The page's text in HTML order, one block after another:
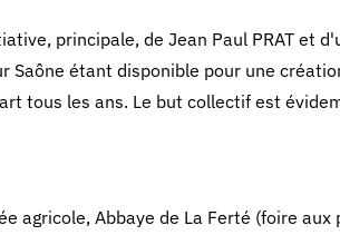
principale, de Jean Paul PRAT et
Saône étant disponible pour une
tous les ans. Le but collectif est
agricole, Abbaye de La Ferté (foire aux